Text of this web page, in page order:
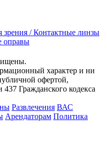
/ Контактные линзы
оправы
характер и ни
офертой,
Гражданского кодекса
Развлечения ВАС
Арендаторам Политика